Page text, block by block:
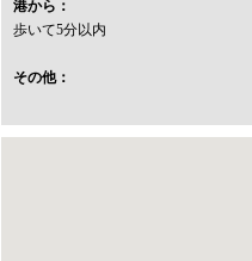
港から：
歩いて5分以内
その他：